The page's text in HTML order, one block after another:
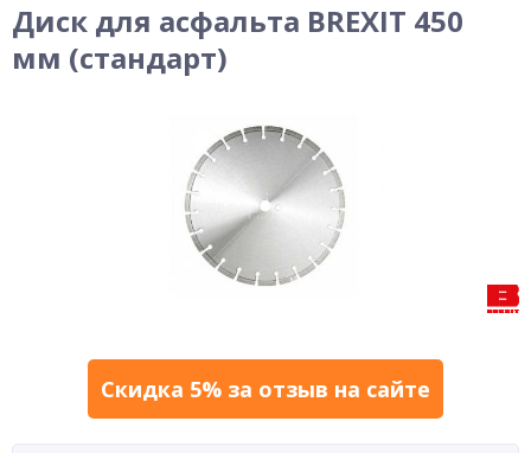
Диск для асфальта BREXIT 450
мм (стандарт)
Скидка 5% за отзыв на сайте